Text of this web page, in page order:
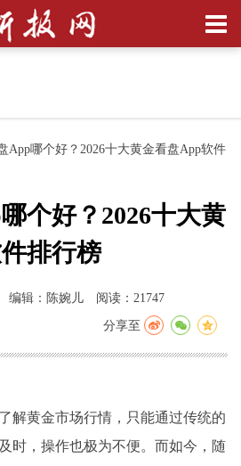
App哪个好？2026十大黄金看盘App软件
个好？2026十大黄
排行榜
编辑：陈婉儿 阅读：21747
分享至
解黄金市场行情，只能通过传统的
时，操作也极为不便。而如今，随